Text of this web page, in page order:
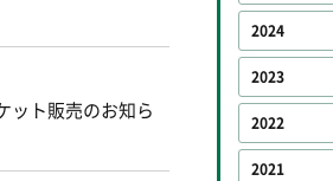
ット販売のお知ら
2024
2023
2022
2021